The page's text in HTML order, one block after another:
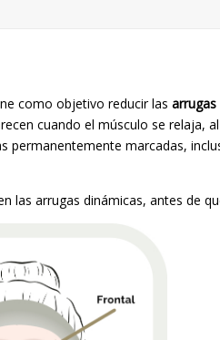
como objetivo reducir las arrugas
cuando el músculo se relaja,
permanentemente marcadas,
las arrugas dinámicas, antes de